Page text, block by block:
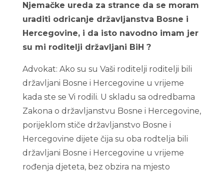
Njemačke ureda za strance da se moram
uraditi odricanje državljanstva Bosne i
Hercegovine, i da isto navodno imam jer
su mi roditelji državljani BiH ?
Advokat: Ako su su Vaši roditelji roditelji bili
državljani Bosne i Hercegovine u vrijeme
kada ste se Vi rodili. U skladu sa odredbama
Zakona o državljanstvu Bosne i Hercegovine,
porijeklom stiče državljanstvo Bosne i
Hercegovine dijete čija su oba rodtelja bili
državljani Bosne i Hercegovine u vrijeme
rođenja djeteta, bez obzira na mjesto